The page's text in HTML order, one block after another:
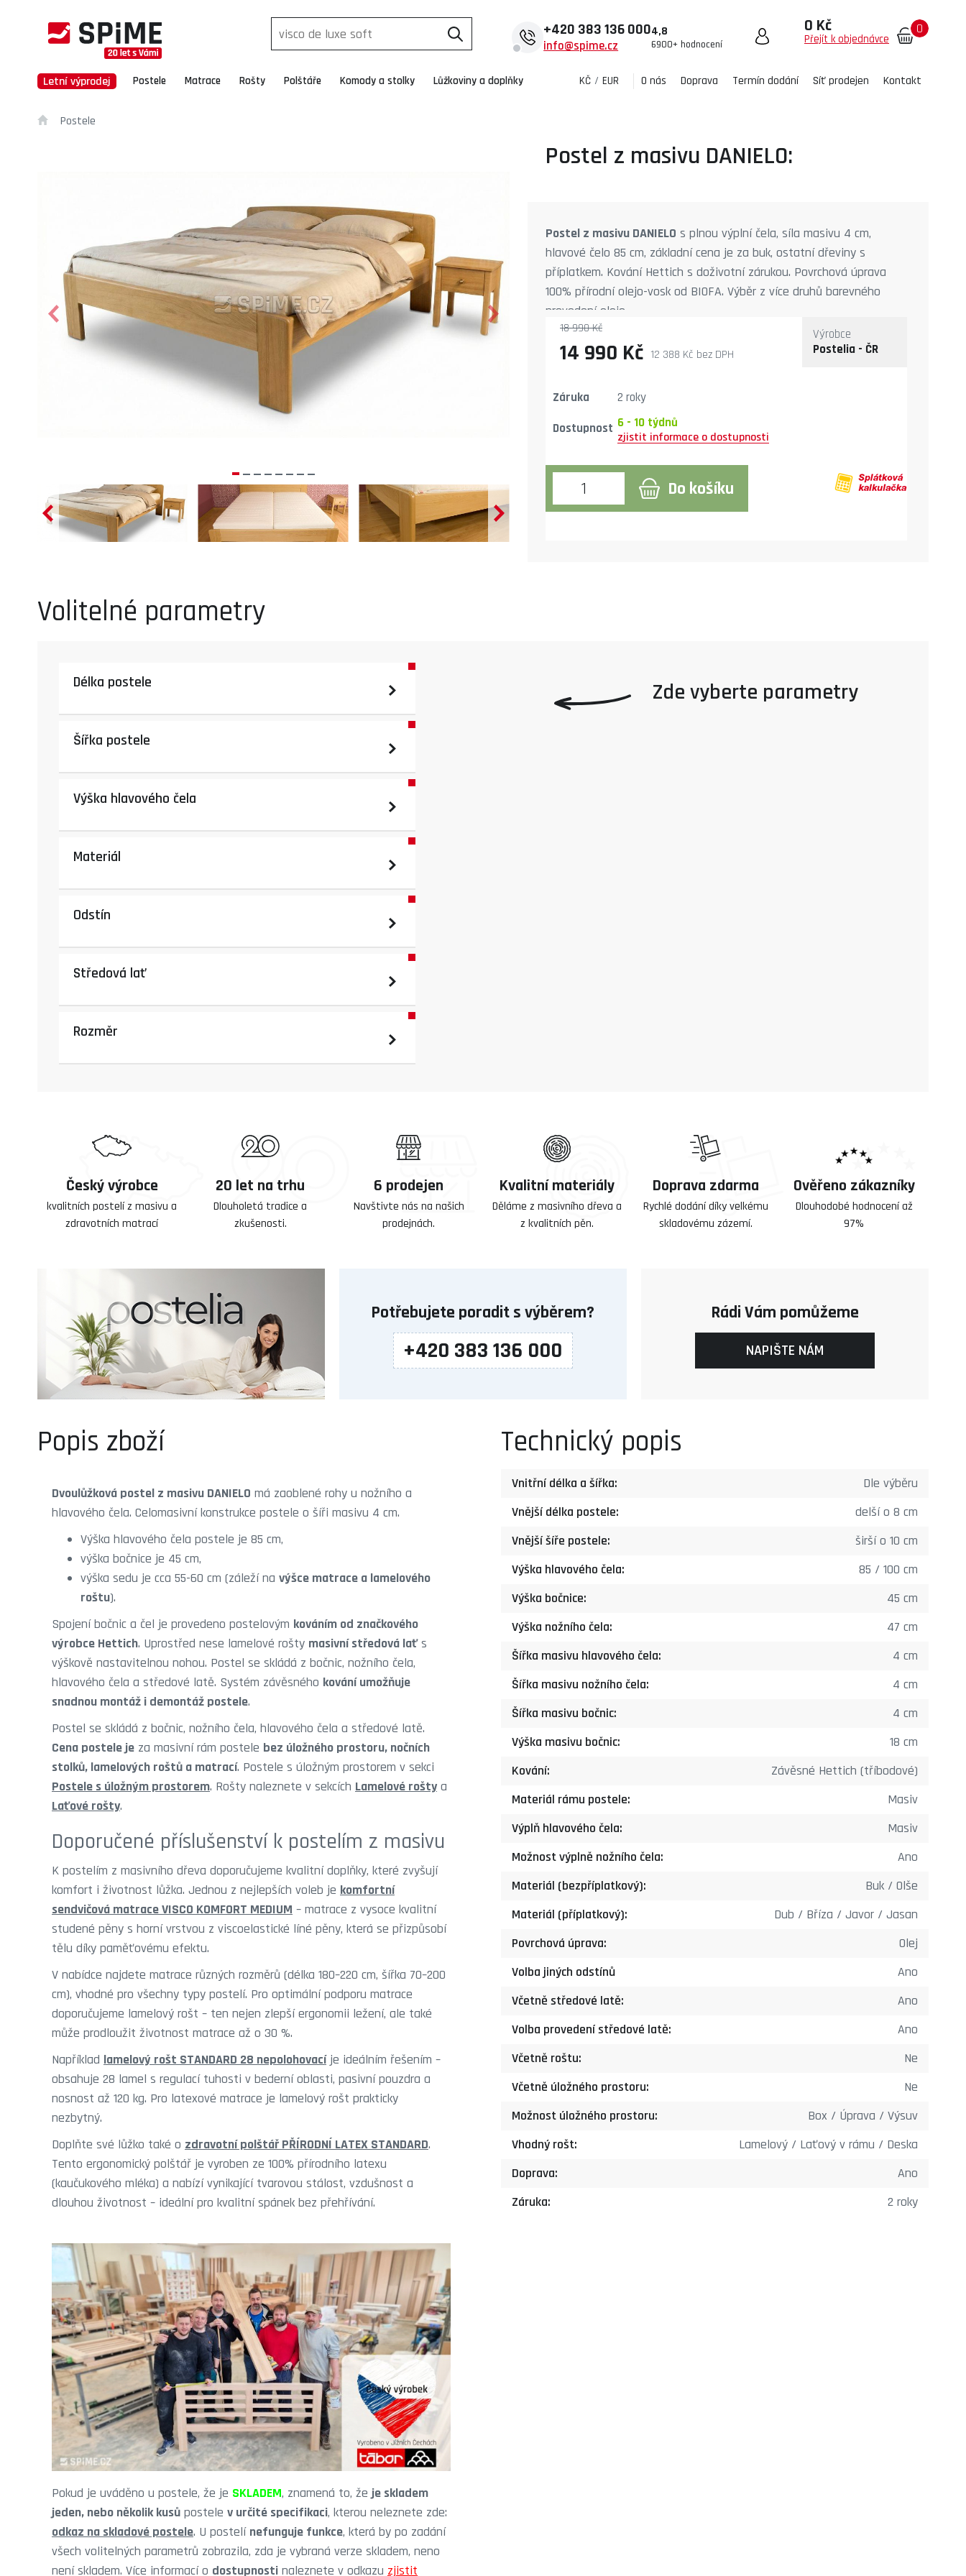
+420 383 136 000
info@spime.cz
4,8
6900+ hodnocení
0 Kč
Přejít k objednávce
0
Letní výprodej Postele Matrace Rošty Polštáře Komody a stolky Lůžkoviny a doplňky KČ / EUR O nás Doprava Termín dodání Síť prodejen Kontakt
Postele
Postel z masivu DANIELO:
Postel z masivu DANIELO s plnou výplní čela, síla masivu 4 cm,
hlavové čelo 85 cm, základní cena je za buk, ostatní dřeviny s
příplatkem. Kování Hettich s doživotní zárukou. Povrchová úprava
100% přírodní olejo-vosk od BIOFA. Výběr z více druhů barevného
provedení oleje.
14 990 Kč bez DPH
12 388 Kč
18 990 Kč
Výrobce
Postelia - ČR
Záruka
2 roky
Dostupnost 6 - 10 týdnů
Do košíku
Volitelné parametry
Délka postele
Šířka postele
Výška hlavového čela
Materiál
Odstín
Středová lať
Rozměr
Český výrobce
kvalitních postelí z masivu a
zdravotních matrací
20 let na trhu
Dlouholetá tradice a
zkušenosti.
6 prodejen
Navštivte nás na našich
prodejnách.
Kvalitní materiály
Děláme z masivního dřeva a
z kvalitních pěn.
Doprava zdarma
Rychlé dodání díky velkému
skladovému zázemí.
Ověřeno zákazníky
Dlouhodobé hodnocení až
97%
Potřebujete poradit s výběrem?
+420 383 136 000
Rádi Vám pomůžeme
NAPIŠTE NÁM
Popis zboží
Dvoulůžková postel z masivu DANIELO má zaoblené rohy u nožního a
hlavového čela. Celomasivní konstrukce postele o šíři masivu 4 cm.
Výška hlavového čela postele je 85 cm,
výška bočnice je 45 cm,
výška sedu je cca 55-60 cm (záleží na výšce matrace a lamelového
roštu).
Spojení bočnic a čel je provedeno postelovým kováním od značkového
výrobce Hettich. Uprostřed nese lamelové rošty masivní středová laťs
výškově nastavitelnou nohou. Postel se skládá z bočnic, nožního čela,
hlavového čela a středové latě. Systém závěsného kování umožňuje
snadnou montáž i demontáž postele.
Postel se skládá z bočnic, nožního čela, hlavového čela a středové latě.
Cena postele je za masivní rám postele bez úložného prostoru, nočních
stolků, lamelových roštů a matrací. Postele s úložným prostorem v sekci
Postele s úložným prostorem. Rošty naleznete v sekcích Lamelové rošty a
Laťové rošty.
Doporučené příslušenství k postelím z masivu
K postelím z masivního dřeva doporučujeme kvalitní doplňky, které zvyšují
komfort i životnost lůžka. Jednou z nejlepších voleb je komfortní
sendvičová matrace VISCO KOMFORT MEDIUM – matrace z vysoce kvalitní
studené pěny s horní vrstvou z viscoelastické líné pěny, která se přizpůsobí
tělu díky paměťovému efektu.
V nabídce najdete matrace různých rozměrů (délka 180–220 cm, šířka 70–200
cm), vhodné pro všechny typy postelí. Pro optimální podporu matrace
doporučujeme lamelový rošt – ten nejen zlepší ergonomii ležení, ale také
může prodloužit životnost matrace až o 30 %.
Například lamelový rošt STANDARD 28 nepolohovacíje ideálním řešením –
obsahuje 28 lamel s regulací tuhosti v bederní oblasti, pasivní pouzdra a
nosnost až 120 kg. Pro latexové matrace je lamelový rošt prakticky
nezbytný.
Doplňte své lůžko také o zdravotní polštář PŘÍRODNÍ LATEX STANDARD.
Tento ergonomický polštář je vyroben ze 100% přírodního latexu
(kaučukového mléka) a nabízí vynikající tvarovou stálost, vzdušnost a
dlouhou životnost – ideální pro kvalitní spánek bez přehřívání.
Pokud je uváděno u postele, že je SKLADEM, znamená to, že je skladem
jeden, nebo několik kusů postele v určité specifikaci, kterou neleznete zde:
odkaz na skladové postele. U postelí nefunguje funkce, která by po zadání
všech volitelných parametrů zobrazila, zda je vybraná verze skladem, neno
není skladem. Více informací o dostupnosti naleznete v odkazu zjistit
Technický popis
Vnitřní délka a šířka:
Dle výběru
Vnější délka postele:
delší o 8 cm
Vnější šíře postele:
širší o 10 cm
Výška hlavového čela:
85 / 100 cm
Výška bočnice:
45 cm
Výška nožního čela:
47 cm
Šířka masivu hlavového čela:
4 cm
Šířka masivu nožního čela:
4 cm
Šířka masivu bočnic:
4 cm
Výška masivu bočnic:
18 cm
Kování:
Závěsné Hettich (tříbodové)
Materiál rámu postele:
Masiv
Výplň hlavového čela:
Masiv
Možnost výplně nožního čela:
Ano
Materiál (bezpříplatkový):
Buk / Olše
Materiál (příplatkový):
Dub / Bříza / Javor / Jasan
Povrchová úprava:
Olej
Volba jiných odstínů
Ano
Včetně středové latě:
Ano
Volba provedení středové latě:
Ano
Včetně roštu:
Ne
Včetně úložného prostoru:
Ne
Možnost úložného prostoru:
Box / Úprava / Výsuv
Vhodný rošt:
Lamelový / Laťový v rámu / Deska
Doprava:
Ano
Záruka:
2 roky